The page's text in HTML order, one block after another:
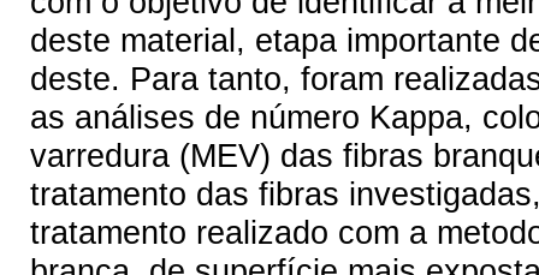
deste material, etapa importante
deste. Para tanto, foram
as análises de número Kappa,
varredura (MEV) das fibras
tratamento das fibras
tratamento realizado com a